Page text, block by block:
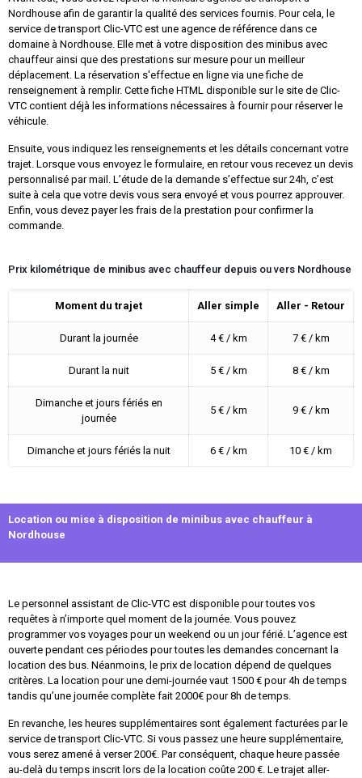
Nordhouse afin de garantir la qualité des services fournis. Pour cela, le
service de transport Clic-VTC est une agence de référence dans ce
domaine à Nordhouse. Elle met à votre disposition des minibus avec
chauffeur ainsi que des prestations sur mesure pour un meilleur
déplacement. La réservation s'effectue en ligne via une fiche de
renseignement à remplir. Cette fiche HTML disponible sur le site de Clic-
VTC contient déjà les informations nécessaires à fournir pour réserver le
véhicule.
Ensuite, vous indiquez les renseignements et les détails concernant votre
trajet. Lorsque vous envoyez le formulaire, en retour vous recevez un devis
personnalisé par mail. L’étude de la demande s’effectue sur 24h, c’est
suite à cela que votre devis vous sera envoyé et vous pourrez approuver.
Enfin, vous devez payer les frais de la prestation pour confirmer la
commande.
Prix kilométrique de minibus avec chauffeur depuis ou vers Nordhouse
Moment du trajet Aller simple Aller - Retour
Durant la journée 4 € / km 7 € / km
Durant la nuit 5 € / km 8 € / km
Dimanche et jours fériés en
journée
5 € / km 9 € / km
Dimanche et jours fériés la nuit 6 € / km 10 € / km
Location ou mise à disposition de minibus avec chauffeur à
Nordhouse
Le personnel assistant de Clic-VTC est disponible pour toutes vos
requêtes à n’importe quel moment de la journée. Vous pouvez
programmer vos voyages pour un weekend ou un jour férié. L’agence est
ouverte pendant ces périodes pour toutes les demandes concernant la
location des bus. Néanmoins, le prix de location dépend de quelques
critères. La location pour une demi-journée vaut 1500 € pour 4h de temps
tandis qu’une journée complète fait 2000€ pour 8h de temps.
En revanche, les heures supplémentaires sont également facturées par le
service de transport Clic-VTC. Si vous passez une heure supplémentaire,
vous serez amené à verser 200€. Par conséquent, chaque heure passée
au-delà du temps inscrit lors de la location coûte 200 €. Le trajet aller-